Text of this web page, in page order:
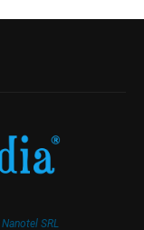
Nanotel SRL